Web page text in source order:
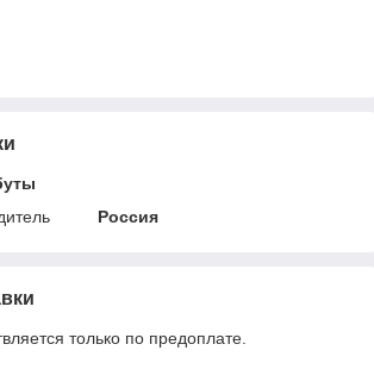
Россия
только по предоплате.